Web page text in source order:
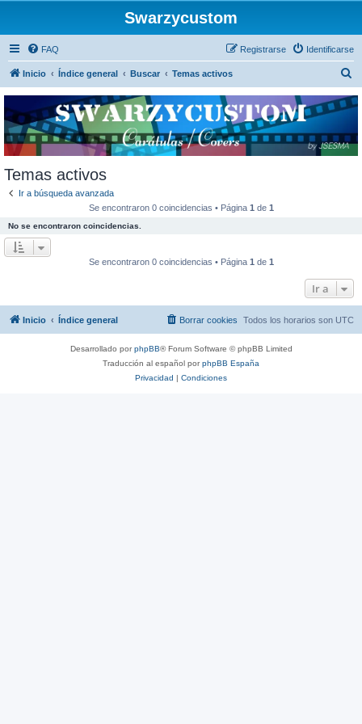
Swarzycustom
FAQ Identificarse
Registrarse
Inicio Índice general Buscar Temas activos
c
Temas activos
Ir a búsqueda avanzada
Se encontraron 0 coincidencias • Página 1de 1
No se encontraron coincidencias.
Se encontraron 0 coincidencias • Página 1de 1
Ir a
Inicio Índice general Todos los horarios son UTC
Borrar cookies
Desarrollado porphpBB® Forum Software © phpBB Limited
Traducción al español porphpBB España
Privacidad
Condiciones